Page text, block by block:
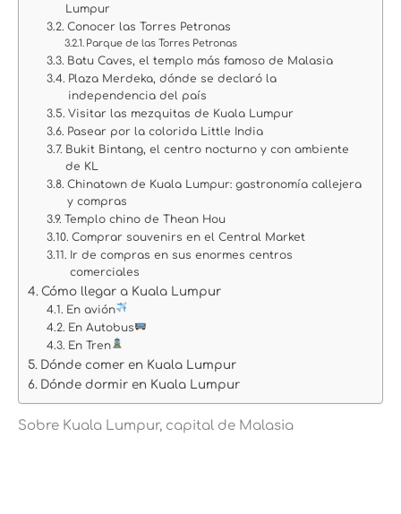
Lumpur
Conocer las Torres Petronas
Parque de las Torres Petronas
Batu Caves, el templo más famoso de Malasia
Plaza Merdeka, dónde se declaró la
independencia del país
Visitar las mezquitas de Kuala Lumpur
Pasear por la colorida Little India
Bukit Bintang, el centro nocturno y con ambiente
de KL
Chinatown de Kuala Lumpur: gastronomía callejera
y compras
Templo chino de Thean Hou
Comprar souvenirs en el Central Market
Ir de compras en sus enormes centros
comerciales
Cómo llegar a Kuala Lumpur
En avión
En Autobus
En Tren
Dónde comer en Kuala Lumpur
Dónde dormir en Kuala Lumpur
Sobre Kuala Lumpur, capital de Malasia